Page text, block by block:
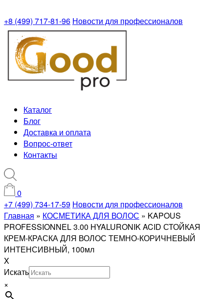
+8 (499) 717-81-96 Новости для профессионалов
Каталог
Блог
Доставка и оплата
Вопрос-ответ
Контакты
0
+7 (499) 734-17-59 Новости для профессионалов
Главная » КОСМЕТИКА ДЛЯ ВОЛОС » KAPOUS
PROFESSIONNEL 3.00 HYALURONIK ACID СТОЙКАЯ
КРЕМ-КРАСКА ДЛЯ ВОЛОС ТЕМНО-КОРИЧНЕВЫЙ
ИНТЕНСИВНЫЙ, 100мл
X
Искать
×